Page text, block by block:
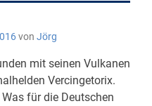
von Jörg
mit seinen Vulkanen
Vercingetorix.
für die Deutschen